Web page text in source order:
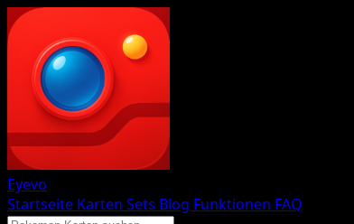
Eyevo
Startseite Karten Sets Blog Funktionen FAQ